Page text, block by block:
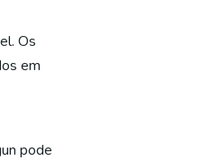
Os
em
pode